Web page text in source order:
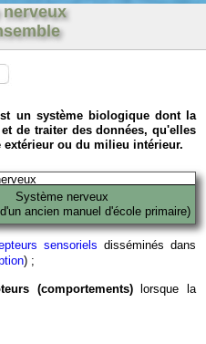
nerveux
un système biologique dont la
de traiter des données, qu'elles
ou du milieu intérieur.
Système nerveux
ancien manuel d'école primaire)
sensoriels disséminés dans
) ;
(comportements)lorsque la